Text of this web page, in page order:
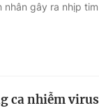
nhân gây ra nhịp
ca nhiễm